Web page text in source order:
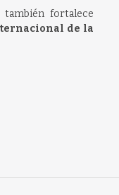
fortalece
de la